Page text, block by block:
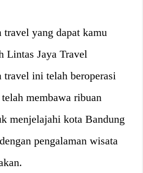
travel yang dapat kamu
Lintas Jaya Travel
travel ini telah beroperasi
membawa ribuan
menjelajahi kota Bandung
pengalaman wisata